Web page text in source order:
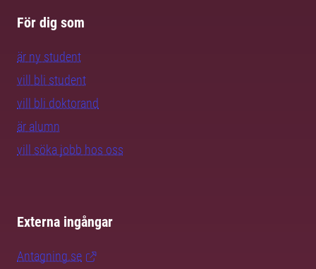
För dig som
är ny student
vill bli student
vill bli doktorand
är alumn
vill söka jobb hos oss
Externa ingångar
Antagning.se